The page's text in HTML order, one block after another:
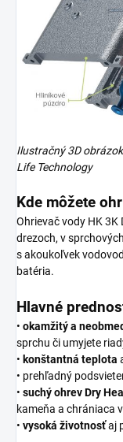
Ilustračný 3D
Life Technology
Kde môžete
Ohrievač vody HK 3K
drezoch, v
s akoukoľvek
batéria.
Hlavné
• okamžitý a
sprchu či umyjete
• konštantná teplota
• prehľadný
• suchýohrev Dry
kameňa a chrániaca
• vysoká životnosťaj